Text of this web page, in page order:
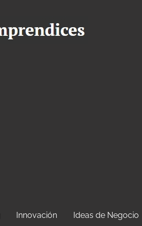
Innovación Ideas de Negocio